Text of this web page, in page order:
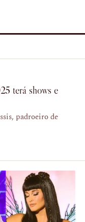
terá shows e
padroeiro de